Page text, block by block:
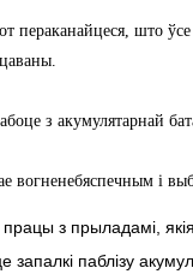
пераканайцеся, што
з акумулятарнай
вогненебяспечным і
з прыладамі, якія
запалкі паблізу